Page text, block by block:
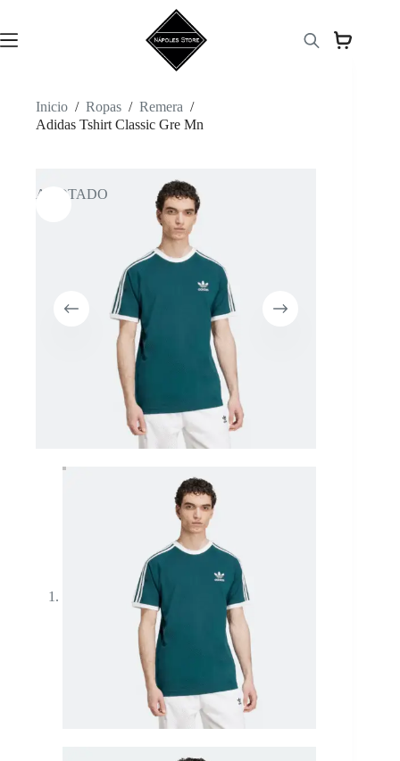
contenido
Inicio / Ropas / Remera /
Adidas Tshirt Classic Gre Mn
AGOTADO